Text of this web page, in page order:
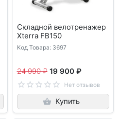
Складной велотренажер
Xterra FB150
Код Товара: 3697
24 990 ₽ 19 900 ₽
Нет отзывов
Купить